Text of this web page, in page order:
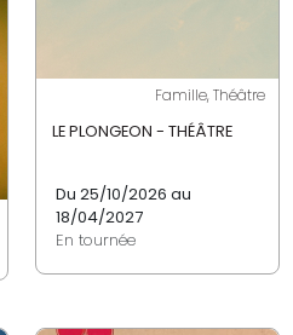
Famille, Théâtre
LE PLONGEON - THÉÂTRE
Du 25/10/2026 au
18/04/2027
En tournée